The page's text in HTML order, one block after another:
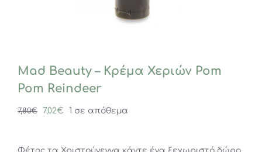
Μad Beauty – Κρέμα Χεριών Pom
Pom Reindeer
7,80€
Original
7,02€ Η1 σε απόθεμα